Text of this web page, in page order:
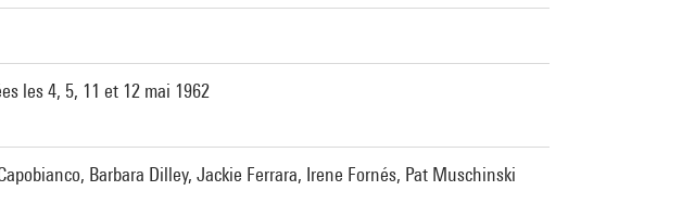
les 4, 5, 11 et 12 mai 1962
Barbara Dilley, Jackie Ferrara, Irene Fornés, Pat Muschinski